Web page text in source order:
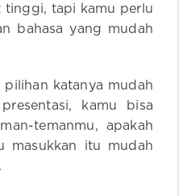
tinggi, tapi kamu perlu
bahasa yang mudah
pilihan katanya mudah
kamu bisa
temanmu, apakah
masukkan itu mudah